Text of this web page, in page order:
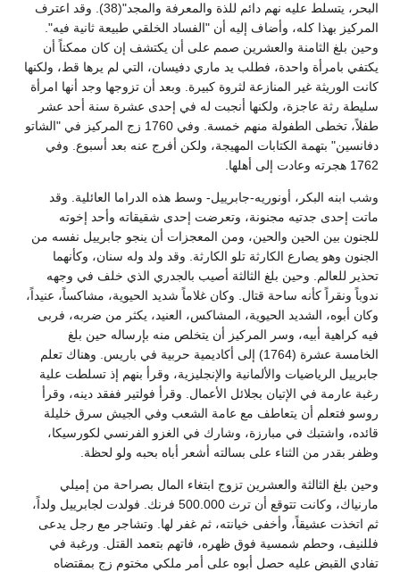
البحر، يتسلط عليه نهم دائم للذة والمعرفة والمجد"(38). وقد اعترف
المركيز بهذا كله، وأضاف إليه أن "الفساد الخلقي طبيعة ثانية فيه".
وحين بلغ الثامنة والعشرين صمم على أن يكتشف إن كان ممكناً أن
يكتفي بامرأة واحدة، فطلب يد ماري دفيسان، التي لم يرها قط، ولكنها
كانت الوريثة غير المنازعة لثروة كبيرة. وبعد أن تزوجها وجد أنها امرأة
سليطة رثة عاجزة، ولكنها أنجبت له في إحدى عشرة سنة أحد عشر
طفلاً، تخطى الطفولة منهم خمسة. وفي 1760 زج المركيز في "الشاتو
دفانسين" بتهمة الكتابات المهيجة، ولكن أفرج عنه بعد أسبوع. وفي
1762 هجرته وعادت إلى أهلها.
وشب ابنه البكر، أونوريه-جابرييل- وسط هذه الدراما العائلية. وقد
ماتت إحدى جدتيه مجنونة، وتعرضت إحدى شقيقاته وأحد إخوته
للجنون بين الحين والحين، ومن المعجزات أن ينجو جابرييل نفسه من
الجنون وهو يصارع الكارثة تلو الكارثة. وقد ولد وله سنان، وكأنهما
تحذير للعالم. وحين بلغ الثالثة أصيب بالجدري الذي خلف في وجهه
ندوباً ونقراً كأنه ساحة قتال. وكان غلاماً شديد الحيوية، مشاكساً، عنيداً،
وكان أبوه، الشديد الحيوية، المشاكس، العنيد، يكثر من ضربه، فربى
فيه كراهية أبيه، وسر المركيز أن يتخلص منه بإرساله حين بلغ
الخامسة عشرة (1764) إلى أكاديمية حربية في باريس. وهناك تعلم
جابرييل الرياضيات والألمانية والإنجليزية، وقرأ بنهم إذ تسلطت علية
رغبة عارمة في الإتيان بجلائل الأعمال. وقرأ فولتير ففقد دينه، وقرأ
روسو فتعلم أن يتعاطف مع عامة الشعب وفي الجيش سرق خليلة
قائده، واشتبك في مبارزة، وشارك في الغزو الفرنسي لكورسيكا،
وظفر بقدر من الثناء على بسالته أشعر أباه بحبه ولو لحظة.
وحين بلغ الثالثة والعشرين تزوج ابتغاء المال بصراحة من إميلي
مارنياك، وكانت تتوقع أن ترث 500.000 فرنك. فولدت لجابرييل ولداً،
ثم اتخذت عشيقاً، وأخفى خيانته، ثم غفر لها. وتشاجر مع رجل يدعى
فللنيف، وحطم شمسية فوق ظهره، فاتهم بتعمد القتل. ورغبة في
تفادي القبض عليه حصل أبوه على أمر ملكي مختوم زج بمقتضاه